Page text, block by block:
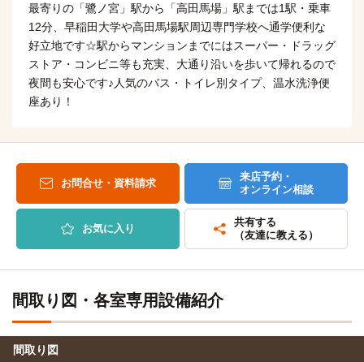
明治大学(中野キャンパス) 自転車
15分
学習院大学(目白キャンパス)
19分
鷺ノ宮→（西武新宿線13分）→高田馬場（4分）→（JR山手
線2分）→目白
上智大学(四谷キャンパス) 電車
鷺ノ宮→（西武新宿線準急13分）→西武新宿/新宿（12分）
→（JR中央線快速4分）→四ツ谷
帝京平成大学(中野キャンパス) 自転車
15分
立教大学(池袋キャンパス)
鷺ノ宮→（西武新宿線13分）→高田馬場（4分）→（JR山手
線5分）→池袋
19分
鷺ノ宮→（西武新宿線13分）→高田馬場（4分）→（JR山手
線2分）→目白
日本美容専門学校 電車
15分
東京日本語教育センター 電車
21分
鷺ノ宮→（西武新宿線13分）→高田馬場（6分）→（JR山手
アポロ歯科衛生士専門学校 電車
8分
鷺ノ宮→（西武新宿線8分）→新井薬師前
最寄りの「鷺ノ宮」駅から「高田馬場」駅までは1駅・乗車
12分、早稲田大学や高田馬場駅周辺専門学校へ通学便利な
好立地です☆駅からマンションまでにはスーパー・ドラッグ
ストア・コンビニ等も充実、大通り沿いを歩いて帰れるので
夜間も安心です♪人気のバス・トイレ別タイプ、温水洗浄便
座あり！
お問合せ・資料請求
来店予約・
オンライン相談
お気に入り
共有する
（友達に教える）
間取り図・各室専用設備紹介
間取り図